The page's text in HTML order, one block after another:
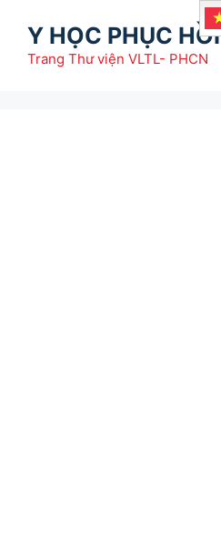
Y HỌC PHỤC HỒI
Trang Thư viện VLTL- PHCN